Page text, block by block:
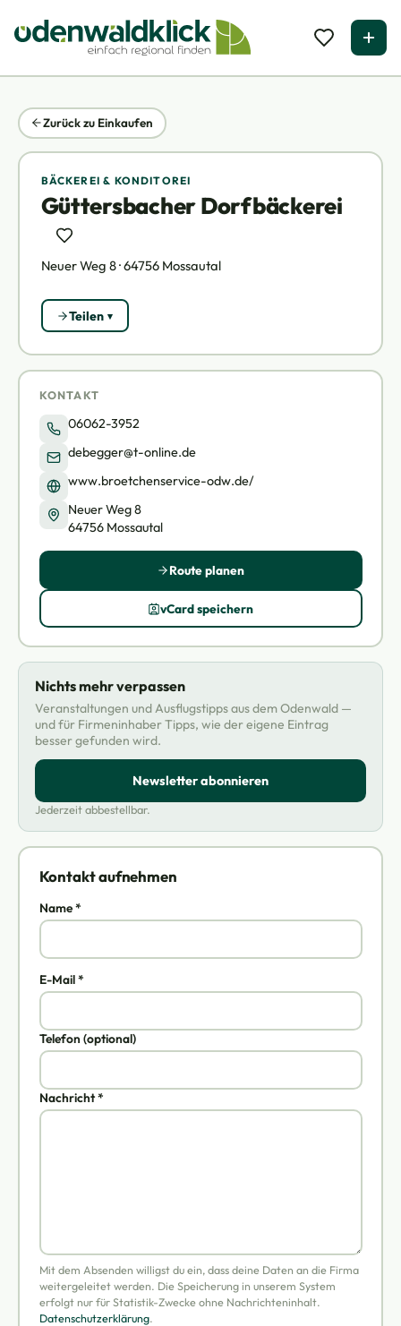
Zurück zu Einkaufen
BÄCKEREI & KONDITOREI
Güttersbacher Dorfbäckerei
Neuer Weg 8 · 64756 Mossautal
Teilen
Kontakt aufnehmen
Name *
E-Mail *
Telefon (optional)
Nachricht *
Mit dem Absenden willigst du ein, dass deine Daten an die Firma
weitergeleitet werden. Die Speicherung in unserem System
erfolgt nur für Statistik-Zwecke ohne Nachrichteninhalt.
Datenschutzerklärung.
KONTAKT
06062-3952
debegger@t-online.de
www.broetchenservice-odw.de/
Neuer Weg 8
64756 Mossautal
Route planen
vCard speichern
Nichts mehr verpassen
Veranstaltungen und Ausflugstipps aus dem Odenwald —
und für Firmeninhaber Tipps, wie der eigene Eintrag
besser gefunden wird.
Newsletter abonnieren
Jederzeit abbestellbar.